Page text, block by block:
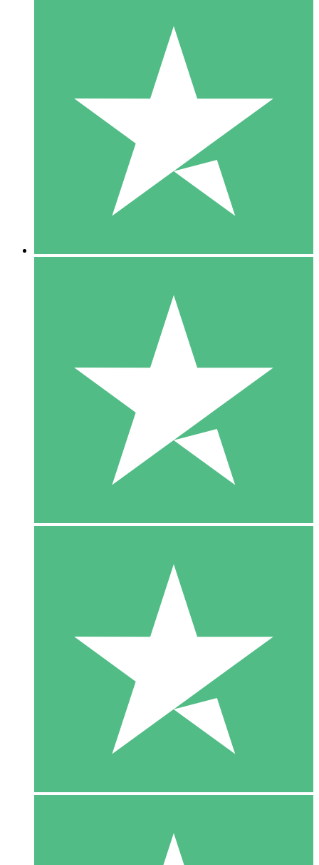
Individuele Creditpakketten
Betaal per gebruik met downloadtegoeden. Geen maandelijkse
1000
10 Downloaden
20 00